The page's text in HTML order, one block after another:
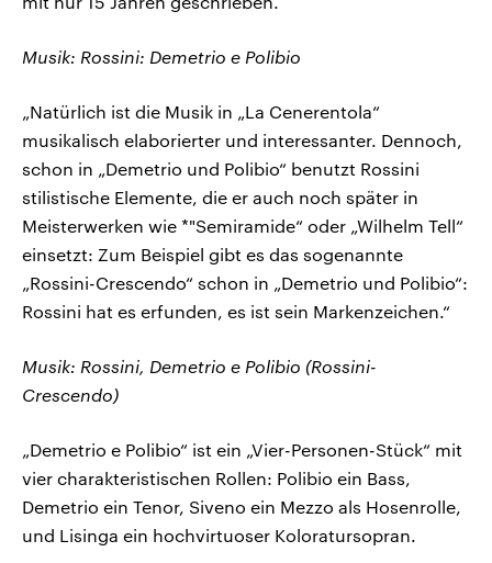
Musik: Rossini: Demetrio e Polibio
„Natürlich ist die Musik in „La Cenerentola“
musikalisch elaborierter und interessanter. Dennoch,
schon in „Demetrio und Polibio“ benutzt Rossini
stilistische Elemente, die er auch noch später in
Meisterwerken wie *"Semiramide“ oder „Wilhelm Tell“
einsetzt: Zum Beispiel gibt es das sogenannte
„Rossini-Crescendo“ schon in „Demetrio und Polibio“:
Rossini hat es erfunden, es ist sein Markenzeichen.“
Musik: Rossini, Demetrio e Polibio (Rossini-
Crescendo)
„Demetrio e Polibio“ ist ein „Vier-Personen-Stück“ mit
vier charakteristischen Rollen: Polibio ein Bass,
Demetrio ein Tenor, Siveno ein Mezzo als Hosenrolle,
und Lisinga ein hochvirtuoser Koloratursopran.